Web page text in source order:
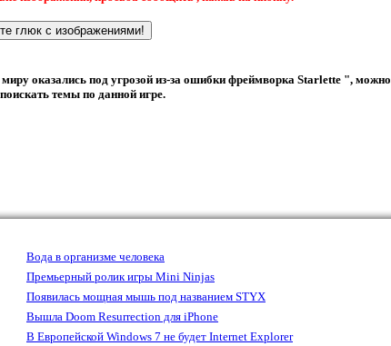
оказались под угрозой из-за ошибки фреймворка Starlette ", можно
темы по данной игре.
Вода в организме человека
Премьерный ролик игры Mini Ninjas
Появилась мощная мышь под названием STYX
Вышла Doom Resurrection для iPhone
В Европейской Windows 7 не будет Internet Explorer